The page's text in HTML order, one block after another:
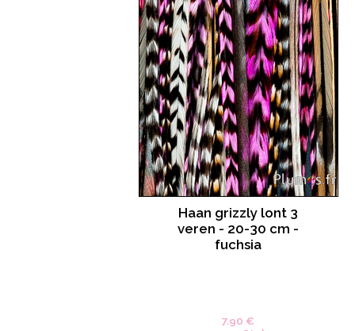
Haan grizzly lont 3
veren - 20-30 cm -
fuchsia
7.90 €